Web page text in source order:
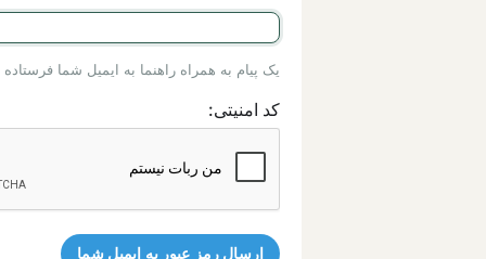
یک پیام به همراه راهنما به ایمیل شما
کد امنیتی: